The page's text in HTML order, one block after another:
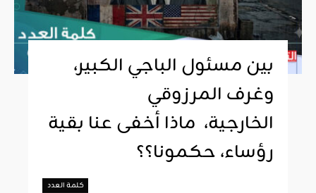
بين مسئول الباجي الكبير،
وغرف المرزوقي
الخارجية، ماذا أخفى عنا بقية
رؤساء، حكمونا؟؟
كلمة العدد